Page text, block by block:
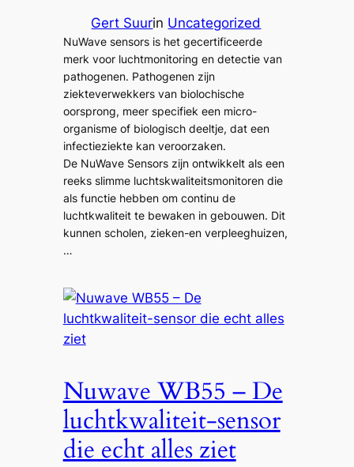
Gert Suurin Uncategorized
NuWave sensors is het gecertificeerde
merk voor luchtmonitoring en detectie van
pathogenen. Pathogenen zijn
ziekteverwekkers van biolochische
oorsprong, meer specifiek een micro-
organisme of biologisch deeltje, dat een
infectieziekte kan veroorzaken.
De NuWave Sensors zijn ontwikkelt als een
reeks slimme luchtskwaliteitsmonitoren die
als functie hebben om continu de
luchtkwaliteit te bewaken in gebouwen. Dit
kunnen scholen, zieken-en verpleeghuizen,
…
Nuwave WB55 – De
luchtkwaliteit-sensor
die echt alles ziet